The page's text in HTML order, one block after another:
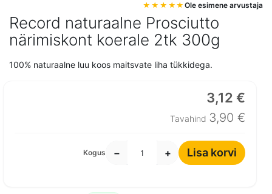
Record naturaalne Prosciutto
närimiskont koerale 2tk 300g
Ole esimene arvustaja
100% naturaalne luu koos maitsvate liha tükkidega.
3,12 €
Tavahind 3,90 €
Kogus − + Lisa korvi
pildigalerii
algusesse